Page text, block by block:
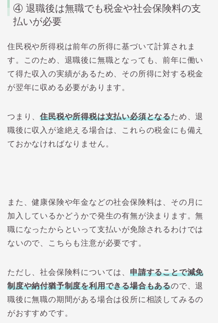
④ 退職後は無職でも税金や社会保険料の支
払いが必要
住民税や所得税は前年の所得に基づいて計算されま
す。このため、退職後に無職となっても、前年に働い
て得た収入の実績があるため、その所得に対する税金
が翌年に収める必要があります。
つまり、住民税や所得税は支払い必須となるため、退
職後に収入が途絶える場合は、これらの税金にも備え
ておかなければなりません。
また、健康保険や年金などの社会保険料は、その月に
加入しているかどうかで発生の有無が決まります。無
職になったからといって支払いが免除されるわけでは
ないので、こちらも注意が必要です。
ただし、社会保険料については、 申請することで減免
制度や納付猶予制度を利用できる場合もあるので、退
職後に無職の期間がある場合は役所に相談してみるの
がおすすめです。